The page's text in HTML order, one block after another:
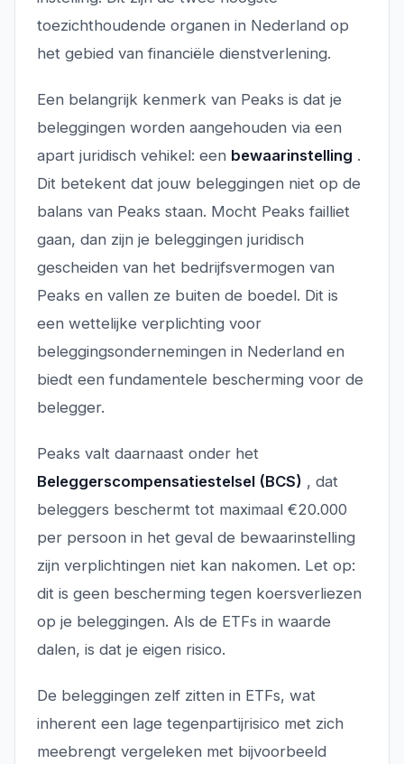
toezichthoudende organen in Nederland op
het gebied van financiële dienstverlening.
Een belangrijk kenmerk van Peaks is dat je
beleggingen worden aangehouden via een
apart juridisch vehikel: een bewaarinstelling .
Dit betekent dat jouw beleggingen niet op de
balans van Peaks staan. Mocht Peaks failliet
gaan, dan zijn je beleggingen juridisch
gescheiden van het bedrijfsvermogen van
Peaks en vallen ze buiten de boedel. Dit is
een wettelijke verplichting voor
beleggingsondernemingen in Nederland en
biedt een fundamentele bescherming voor de
belegger.
Peaks valt daarnaast onder het
Beleggerscompensatiestelsel (BCS) , dat
beleggers beschermt tot maximaal €20.000
per persoon in het geval de bewaarinstelling
zijn verplichtingen niet kan nakomen. Let op:
dit is geen bescherming tegen koersverliezen
op je beleggingen. Als de ETFs in waarde
dalen, is dat je eigen risico.
De beleggingen zelf zitten in ETFs, wat
inherent een lage tegenpartijrisico met zich
meebrengt vergeleken met bijvoorbeeld